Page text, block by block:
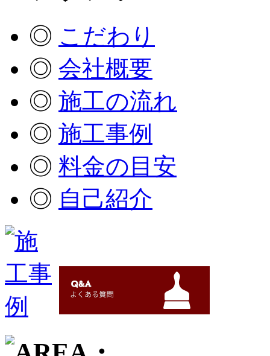
◎ こだわり
◎ 会社概要
◎ 施工の流れ
◎ 施工事例
◎ 料金の目安
◎ 自己紹介